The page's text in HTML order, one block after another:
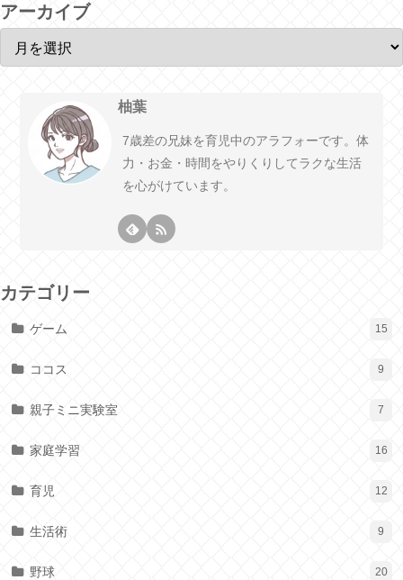
アーカイブ
柚葉
7歳差の兄妹を育児中のアラフォーです。体
力・お金・時間をやりくりしてラクな生活
を心がけています。
カテゴリー
ゲーム 15
ココス 9
親子ミニ実験室 7
家庭学習 16
育児 12
生活術 9
野球 20